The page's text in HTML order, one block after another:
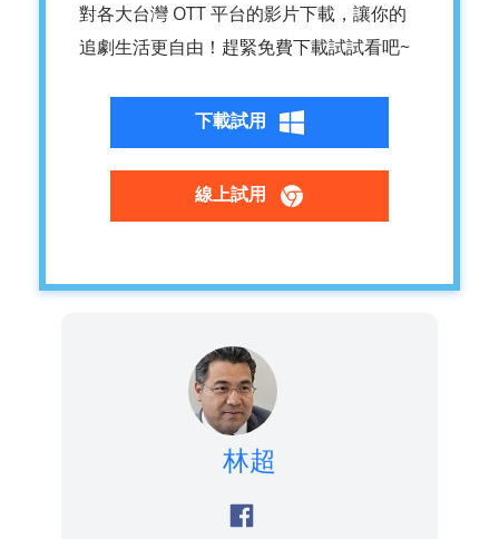
對各大台灣 OTT 平台的影片下載，讓你的
追劇生活更自由！趕緊免費下載試試看吧~
下載試用
線上試用
林超